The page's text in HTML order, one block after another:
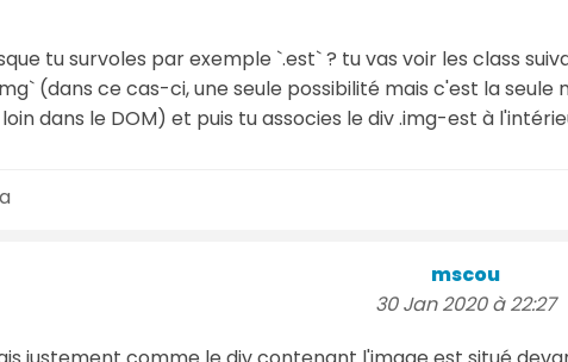
tu survoles par exemple `.est` ? tu vas voir les class
(dans ce cas-ci, une seule possibilité mais c'est la
dans le DOM) et puis tu associes le div .img-est à
mscou
30 Jan 2020 à 22:27